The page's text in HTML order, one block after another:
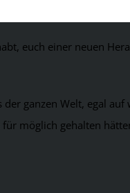
euch einer neuen
ganzen Welt, egal
möglich gehalten